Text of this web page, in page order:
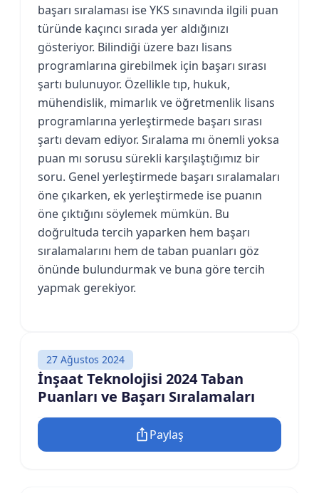
başarı sıralaması ise YKS sınavında ilgili puan
türünde kaçıncı sırada yer aldığınızı
gösteriyor. Bilindiği üzere bazı lisans
programlarına girebilmek için başarı sırası
şartı bulunuyor. Özellikle tıp, hukuk,
mühendislik, mimarlık ve öğretmenlik lisans
programlarına yerleştirmede başarı sırası
şartı devam ediyor. Sıralama mı önemli yoksa
puan mı sorusu sürekli karşılaştığımız bir
soru. Genel yerleştirmede başarı sıralamaları
öne çıkarken, ek yerleştirmede ise puanın
öne çıktığını söylemek mümkün. Bu
doğrultuda tercih yaparken hem başarı
sıralamalarını hem de taban puanları göz
önünde bulundurmak ve buna göre tercih
yapmak gerekiyor.
27 Ağustos 2024
İnşaat Teknolojisi 2024 Taban
Puanları ve Başarı Sıralamaları
Paylaş